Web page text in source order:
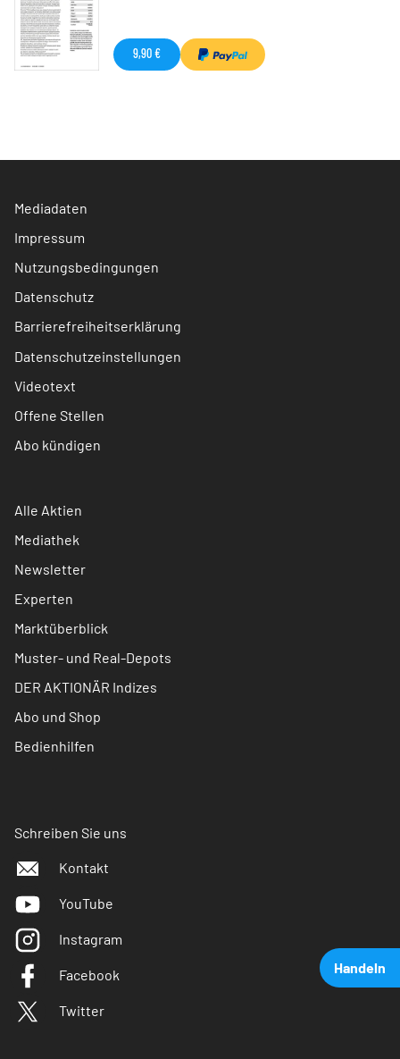
Handeln
9,90 €
Mediadaten
Impressum
Nutzungsbedingungen
Datenschutz
Barrierefreiheitserklärung
Datenschutzeinstellungen
Videotext
Offene Stellen
Abo kündigen
Alle Aktien
Mediathek
Newsletter
Experten
Marktüberblick
Muster- und Real-Depots
DER AKTIONÄR Indizes
Abo und Shop
Bedienhilfen
Schreiben Sie uns
Kontakt
YouTube
Instagram
Facebook
Twitter